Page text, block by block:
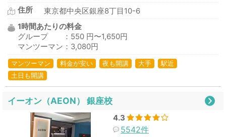
住所
東京都中央区銀座8丁目10-6
1時間あたりの料金
グループ ：550 円〜1,650円
マンツーマン：3,080円
マンツーマン 料金が安い 夜も開講 大手
駅近
土日も開講
イーオン（AEON） 銀座校
4.3
5542件